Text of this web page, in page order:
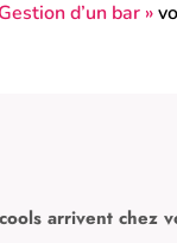
d’un bar »
arrivent chez